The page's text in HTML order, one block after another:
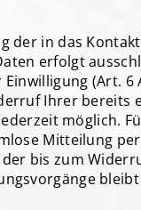
der in das
erfolgt
(Art. 6
Ihrer bereits
möglich.
Mitteilung per
bis zum